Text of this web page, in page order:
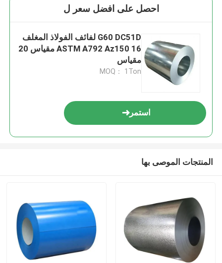
احصل على افضل سعر ل
G60 DC51D لفائف الفولاذ المغلف
ASTM A792 Az150 16 مقياس 20
مقياس
MOQ： 1Ton
استمر
المنتجات الموصى بها